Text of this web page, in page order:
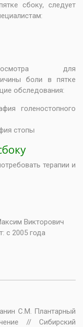
сбоку, следует
для
боли в пятке
обследования:
голеностопного
стопы
терапии и
Викторович
с 2005 года
С.М. Плантарный
// Сибирский